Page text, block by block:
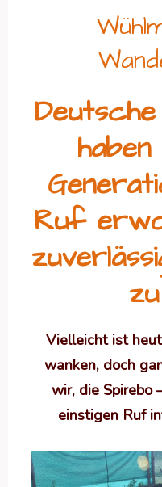
Ruf
Vielleicht ist
wanken, doch
wir, die Spirebo
einstigen Ruf